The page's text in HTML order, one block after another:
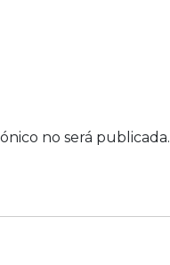
no será publicada.